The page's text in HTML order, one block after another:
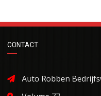
CONTACT
Auto Robben